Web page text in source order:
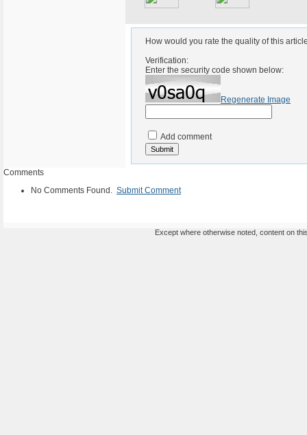
How would you rate the quality of this
Verification:
Enter the security code shown below:
Regenerate Image
Add comment
Comments
No Comments Found. Submit Comment
Except where otherwise noted, content on